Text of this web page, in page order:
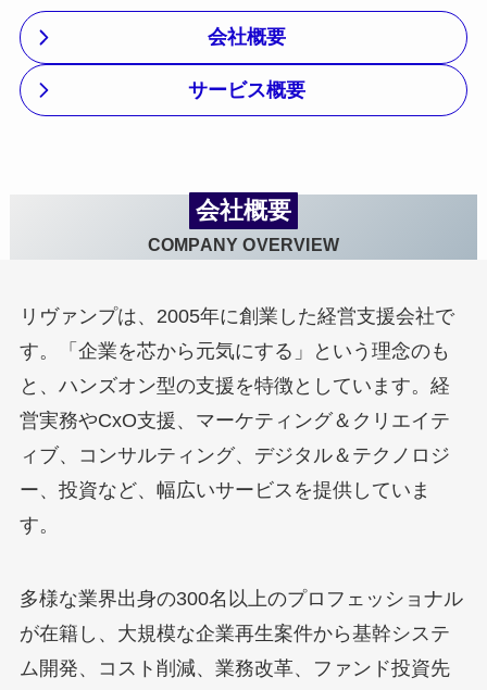
会社概要
サービス概要
会社概要
COMPANY OVERVIEW
リヴァンプは、2005年に創業した経営支援会社で
す。「企業を芯から元気にする」という理念のも
と、ハンズオン型の支援を特徴としています。経
営実務やCxO支援、マーケティング＆クリエイテ
ィブ、コンサルティング、デジタル＆テクノロジ
ー、投資など、幅広いサービスを提供していま
す。
多様な業界出身の300名以上のプロフェッショナル
が在籍し、大規模な企業再生案件から基幹システ
ム開発、コスト削減、業務改革、ファンド投資先